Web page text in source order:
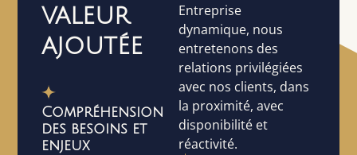
valeur
ajoutée
Compréhension
des besoins et
enjeux
Entreprise
dynamique, nous
entretenons des
relations privilégiées
avec nos clients, dans
la proximité, avec
disponibilité et
réactivité.